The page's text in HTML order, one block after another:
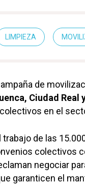
LIMPIEZA
de
Ciudad Real
en el
de las
colectivos
negociar
garanticen el